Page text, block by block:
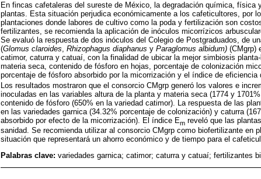
En fincas cafetaleras del sureste de México, la degradación química, física
plantas. Esta situación perjudica económicamente a los cafeticultores, por
plantaciones donde labores de cultivo como la poda y fertilización son
fertilizantes, se recomienda la aplicación de inóculos micorrízicos
Se evaluó la respuesta de dos inóculos del Colegio de Postgraduados, de
(Glomus claroides, Rhizophagus diaphanus y Paraglomus albidum) (CMgrp)
catimor, caturra y catuaí, con la finalidad de ubicar la mejor simbiosis
materia seca, contenido de fósforo en hojas, porcentaje de colonización
porcentaje de fósforo absorbido por la micorrización y el índice de
Los resultados mostraron que el consorcio CMgrp generó los valores e
inoculadas en las variables altura de la planta y materia seca (1774 y
contenido de fósforo (650% en la variedad catimor). La respuesta de las
en las variedades garnica (34.32% porcentaje de colonización) y caturra
absorbido por efecto de la micorrización). El índice Em reveló que las
sanidad. Se recomienda utilizar al consorcio CMgrp como biofertilizante en
situación que representará un ahorro económico y de tiempo para el
Palabras clave: variedades garnica; catimor; caturra y catuaí; fertilizantes